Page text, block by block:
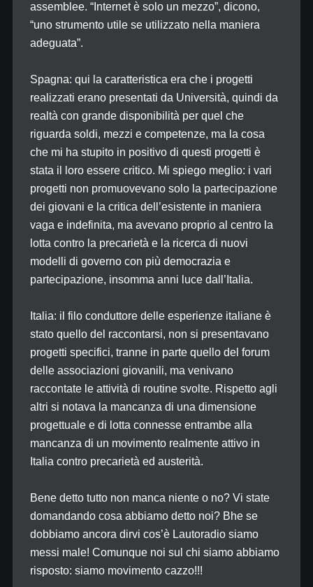
assemblee. “Internet è solo un mezzo”, dicono,
“uno strumento utile se utilizzato nella maniera
adeguata”.
Spagna: qui la caratteristica era che i progetti
realizzati erano presentati da Università, quindi da
realtà con grande disponibilità per quel che
riguarda soldi, mezzi e competenze, ma la cosa
che mi ha stupito in positivo di questi progetti è
stata il loro essere critico. Mi spiego meglio: i vari
progetti non promuovevano solo la partecipazione
dei giovani e la critica dell’esistente in maniera
vaga e indefinita, ma avevano proprio al centro la
lotta contro la precarietà e la ricerca di nuovi
modelli di governo con più democrazia e
partecipazione, insomma anni luce dall’Italia.
Italia: il filo conduttore delle esperienze italiane è
stato quello del raccontarsi, non si presentavano
progetti specifici, tranne in parte quello del forum
delle associazioni giovanili, ma venivano
raccontate le attività di routine svolte. Rispetto agli
altri si notava la mancanza di una dimensione
progettuale e di lotta connesse entrambe alla
mancanza di un movimento realmente attivo in
Italia contro precarietà ed austerità.
Bene detto tutto non manca niente o no? Vi state
domandando cosa abbiamo detto noi? Bhe se
dobbiamo ancora dirvi cos’è Lautoradio siamo
messi male! Comunque noi sul chi siamo abbiamo
risposto: siamo movimento cazzo!!!